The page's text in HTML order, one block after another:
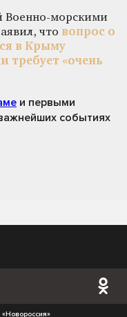
Военно-морскими
что вопрос о
в Крыму
требует «очень
и первыми
событиях